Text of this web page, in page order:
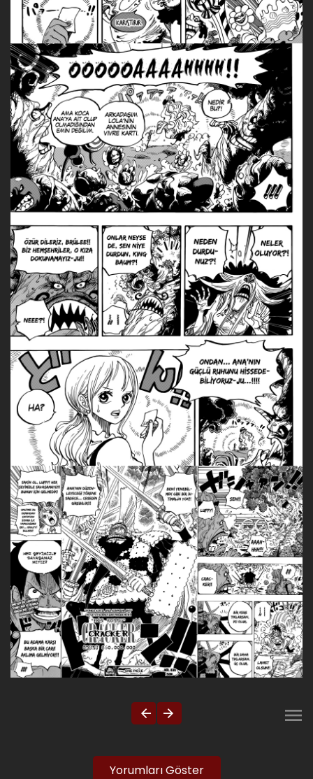
Yorumları Göster